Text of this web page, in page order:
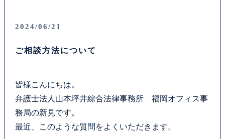
採用情報
アクセス
カウンセリング
2024/06/21
ご相談方法について
皆様こんにちは。
弁護士法人山本坪井綜合法律事務所 福岡オフィス事
務局の新見です。
最近、このような質問をよくいただきます。